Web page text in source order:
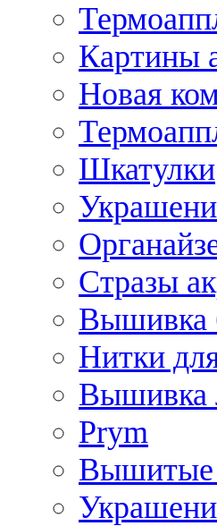
Картины
Новая
Шкатулки
Стразы
Вышивка
Нитки
Вышивка
Prym
Вышитые